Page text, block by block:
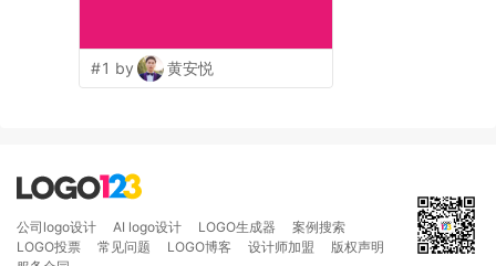
#1 by 黄安悦
公司logo设计 AI logo设计 LOGO生成器
案例搜索
LOGO投票
常见问题 LOGO博客 设计师加盟
版权声明